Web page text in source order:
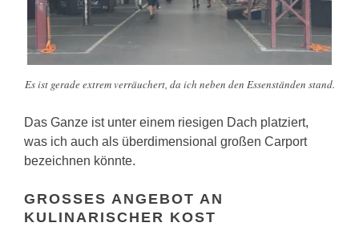
Es ist gerade extrem verräuchert, da ich neben den Essenständen stand.
Das Ganze ist unter einem riesigen Dach platziert,
was ich auch als überdimensional großen Carport
bezeichnen könnte.
GROSSES ANGEBOT AN K
ULINARISCHER KOST